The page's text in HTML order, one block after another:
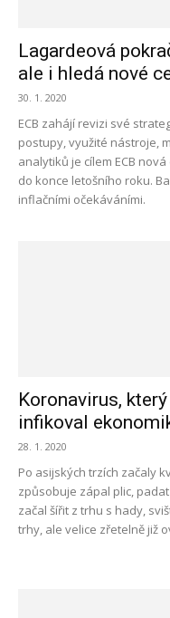
Lagardeová
ale i hledá nové
30. 1. 2020
ECB zahájí revizi své
postupy, využité nástroje,
analytiků je cílem ECB
do konce letošního roku.
inflačními očekáváními.
Koronavirus,
infikoval
28. 1. 2020
Po asijských trzích začaly
způsobuje zápal plic,
začal šířit z trhu s hady,
trhy, ale velice zřetelně již